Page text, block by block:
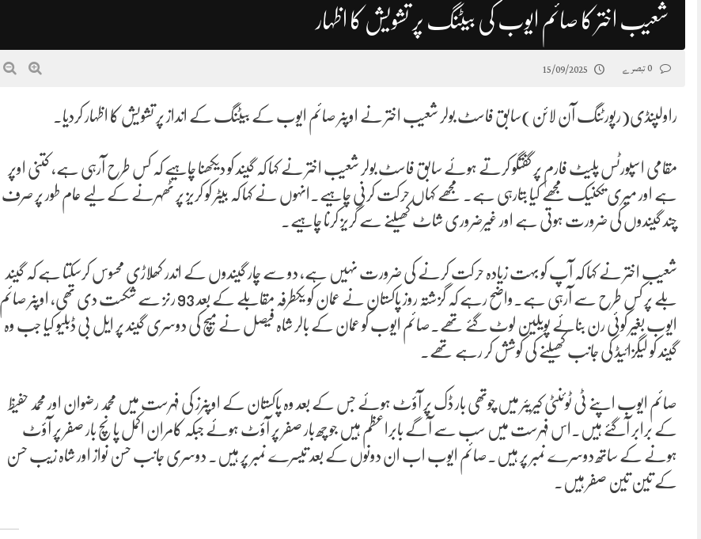
شعیب اختر کا صائم ایوب کی بیٹنگ پر تشویش کا اظہار
15/09/2025
راولپنڈی(رپورٹنگ آن لائن)سابق فاسٹ بولر شعیب اختر نے اوپنر صائم ایوب کے بیٹنگ کے انداز پر تشویش کا اظہار کردیا۔
مقامی اسپورٹس پلیٹ فارم پر گفتگو کرتے ہوئے سابق فاسٹ بولر شعیب اختر نے کہا کہ گیند کو دیکھنا چاہیے کہ کس طرح آرہی ہے، کتنی اوپر
ہے اور میری تکنیک مجھے کیا بتارہی ہے۔ مجھے کہاں حرکت کرنی چاہیے۔انہوں نے کہا کہ بیٹر کو کریز پر ٹھہرنے کے لیے عام طور پر صرف
چند گیندوں کی ضرورت ہوتی ہے اور غیرضروری شاٹ کھیلنے سے گریز کرنا چاہیے۔
شعیب اختر نے کہا کہ آپ کو بہت زیادہ حرکت کرنے کی ضرورت نہیں ہے، دو سے چار گیندوں کے اندر کھلاڑی محسوس کرسکتا ہے کہ گیند
بلے پر کس طرح سے آرہی ہے۔واضح رہے کہ گزشتہ روز پاکستان نے عمان کو یکطرفہ مقابلے کے بعد 93 رنز سے شکست دی تھی، اوپنر صائم
ایوب بغیر کوئی رن بنائے پویلین لوٹ گئے تھے۔صائم ایوب کو عمان کے بالر شاہ فیصل نے میچ کی دوسری گیند پر ایل بی ڈبلیو کیا جب وہ
گیند کو لیگزائیڈ کی جانب کھیلنے کی کوشش کر رہے تھے۔
صائم ایوب اپنے ٹی ٹوئنٹی کیریئر میں چوتھی بار ڈک پر آؤٹ ہوئے جس کے بعد وہ پاکستان کے اوپنرز کی فہرست میں محمد رضوان اور محمد حفیظ
کے برابر آگئے ہیں۔اس فہرست میں سب سے آگے بابراعظم ہیں جو چھ بار صفر پر آؤٹ ہوئے جبکہ کامران اکمل پانچ بار صفر پر آؤٹ
ہونے کے ساتھ دوسرے نمبر پر ہیں۔صائم ایوب اب ان دونوں کے بعد تیسرے نمبر پر ہیں۔ دوسری جانب حسن نواز اور شاہ زیب حسن
کے تین تین صفر ہیں۔